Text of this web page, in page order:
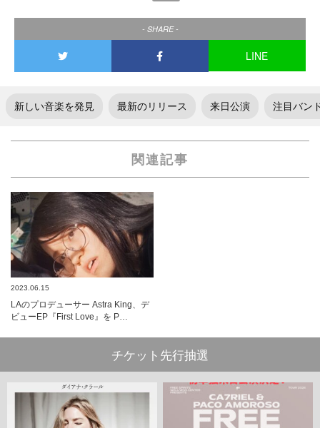
- SHARE -
LINE
新しい音楽を発見 最新のリリース 来日公演 注目バン
関連記事
2023.06.15
LAのプロデューサー Astra King、デ
ビューEP『First Love』を P…
チケット先行抽選